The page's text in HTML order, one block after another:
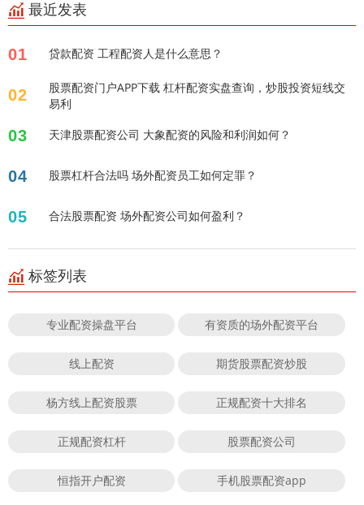
最近发表
01 贷款配资 工程配资人是什么意思？
02
股票配资门户APP下载 杠杆配资实盘查询，炒股投资短线交
易利
03 天津股票配资公司 大象配资的风险和利润如何？
04 股票杠杆合法吗 场外配资员工如何定罪？
05 合法股票配资 场外配资公司如何盈利？
标签列表
专业配资操盘平台 有资质的场外配资平台
线上配资 期货股票配资炒股
杨方线上配资股票 正规配资十大排名
正规配资杠杆 股票配资公司
恒指开户配资 手机股票配资app